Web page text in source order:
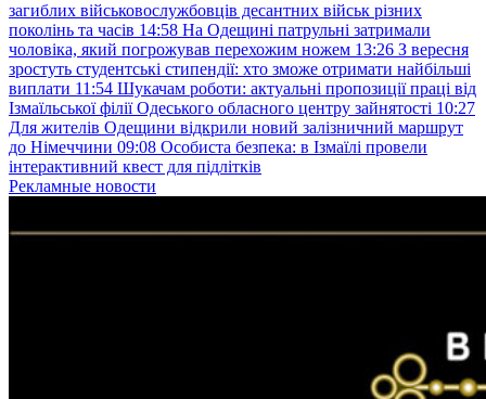
загиблих військовослужбовців десантних військ різних
поколінь та часів 14:58 На Одещині патрульні затримали
чоловіка, який погрожував перехожим ножем 13:26 З вересня
зростуть студентські стипендії: хто зможе отримати найбільші
виплати 11:54 Шукачам роботи: актуальні пропозиції праці від
Ізмаїльської філії Одеського обласного центру зайнятості 10:27
Для жителів Одещини відкрили новий залізничний маршрут
до Німеччини 09:08 Особиста безпека: в Ізмаїлі провели
інтерактивний квест для підлітків
Рекламные новости